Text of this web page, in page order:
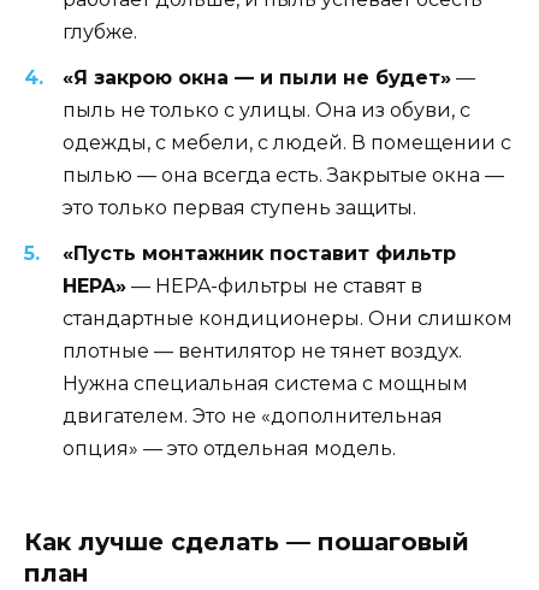
глубже.
«Я закрою окна — и пыли не будет» —
пыль не только с улицы. Она из обуви, с
одежды, с мебели, с людей. В помещении с
пылью — она всегда есть. Закрытые окна —
это только первая ступень защиты.
«Пусть монтажник поставит фильтр
HEPA» — HEPA-фильтры не ставят в
стандартные кондиционеры. Они слишком
плотные — вентилятор не тянет воздух.
Нужна специальная система с мощным
двигателем. Это не «дополнительная
опция» — это отдельная модель.
Как лучше сделать — пошаговый
план